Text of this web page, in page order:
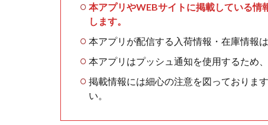
本アプリやWEBサイトに掲載している情
します。
本アプリが配信する入荷情報・在庫情報
本アプリはプッシュ通知を使用するため
掲載情報には細心の注意を図っておりま
い。